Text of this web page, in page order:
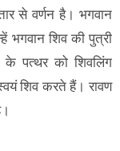
से वर्णन है। भगवान
भगवान शिव की पुत्री
के पत्थर को शिवलिंग
शिव करते हैं। रावण